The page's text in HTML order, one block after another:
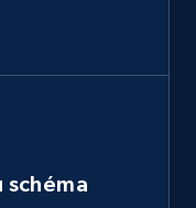
schéma